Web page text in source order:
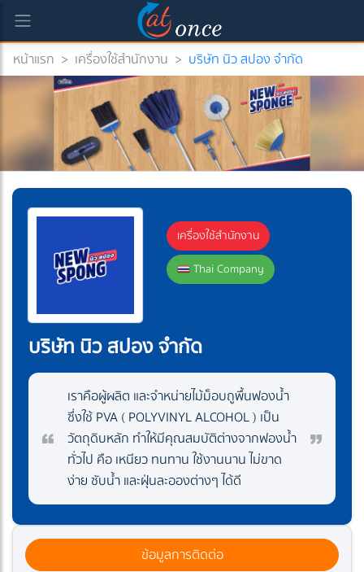
หน้าแรก > เครื่องใช้สำนักงาน > บริษัท นิว สปอง จำกัด
เครื่องใช้สำนักงาน
Thai Company
บริษัท นิว สปอง จำกัด
เราคือผู้ผลิต และจำหน่ายไม้ม็อบถูพื้นฟองน้ำ
ซึ่งใช้ PVA ( POLYVINYL ALCOHOL ) เป็น
วัตถุดิบหลัก ทำให้มีคุณสมบัติต่างจากฟองน้ำ
ทั่วไป คือ เหนียว ทนทาน ใช้งานนาน ไม่ขาด
ง่าย ซับน้ำ และฝุ่นละอองต่างๆ ได้ดี
ข้อมูลการติดต่อ